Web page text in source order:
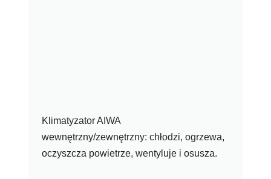
Klimatyzator AIWA
wewnętrzny/zewnętrzny: chłodzi, ogrzewa,
oczyszcza powietrze, wentyluje i osusza.